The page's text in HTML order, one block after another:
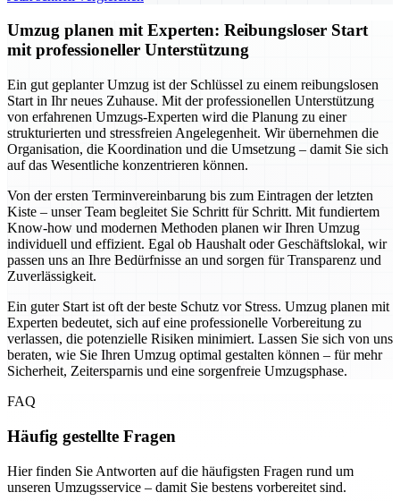
Umzug planen mit Experten: Reibungsloser Start
mit professioneller Unterstützung
Ein gut geplanter Umzug ist der Schlüssel zu einem reibungslosen
Start in Ihr neues Zuhause. Mit der professionellen Unterstützung
von erfahrenen Umzugs-Experten wird die Planung zu einer
strukturierten und stressfreien Angelegenheit. Wir übernehmen die
Organisation, die Koordination und die Umsetzung – damit Sie sich
auf das Wesentliche konzentrieren können.
Von der ersten Terminvereinbarung bis zum Eintragen der letzten
Kiste – unser Team begleitet Sie Schritt für Schritt. Mit fundiertem
Know-how und modernen Methoden planen wir Ihren Umzug
individuell und effizient. Egal ob Haushalt oder Geschäftslokal, wir
passen uns an Ihre Bedürfnisse an und sorgen für Transparenz und
Zuverlässigkeit.
Ein guter Start ist oft der beste Schutz vor Stress. Umzug planen mit
Experten bedeutet, sich auf eine professionelle Vorbereitung zu
verlassen, die potenzielle Risiken minimiert. Lassen Sie sich von uns
beraten, wie Sie Ihren Umzug optimal gestalten können – für mehr
Sicherheit, Zeitersparnis und eine sorgenfreie Umzugsphase.
FAQ
Häufig gestellte Fragen
Hier finden Sie Antworten auf die häufigsten Fragen rund um
unseren Umzugsservice – damit Sie bestens vorbereitet sind.